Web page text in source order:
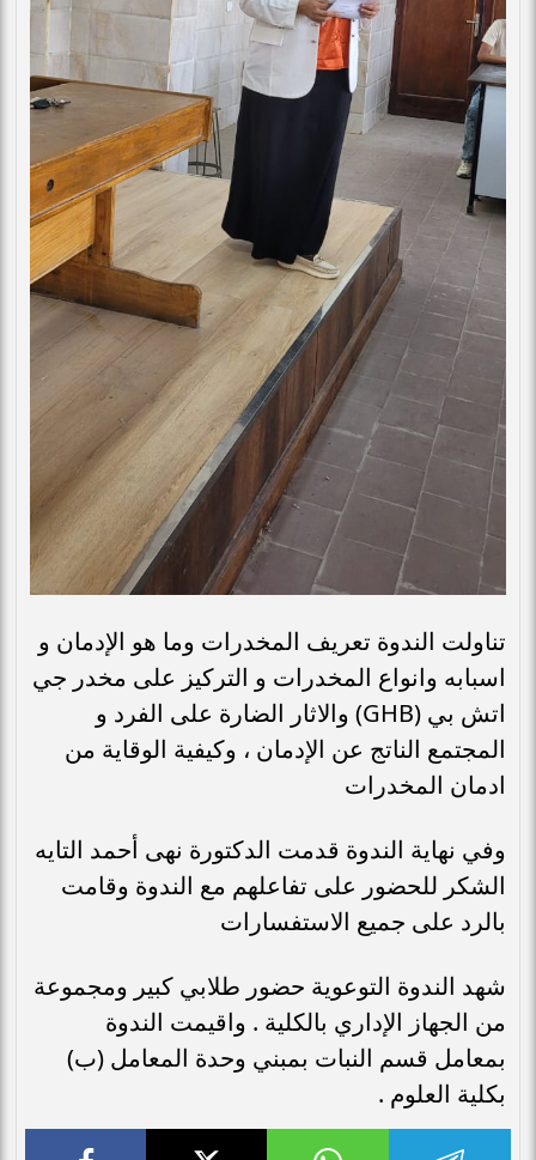
تناولت الندوة تعريف المخدرات وما هو الإدمان و
اسبابه وانواع المخدرات و التركيز على مخدر جي
اتش بي (GHB) والاثار الضارة على الفرد و
المجتمع الناتج عن الإدمان ، وكيفية الوقاية من
ادمان المخدرات
وفي نهاية الندوة قدمت الدكتورة نهى أحمد التايه
الشكر للحضور على تفاعلهم مع الندوة وقامت
بالرد على جميع الاستفسارات
شهد الندوة التوعوية حضور طلابي كبير ومجموعة
من الجهاز الإداري بالكلية . واقيمت الندوة
بمعامل قسم النبات بمبني وحدة المعامل (ب)
بكلية العلوم .